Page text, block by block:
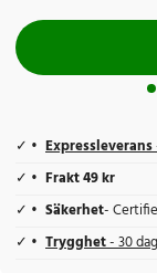
Expressleverans
Frakt 49 kr
Säkerhet-
Trygghet- 30